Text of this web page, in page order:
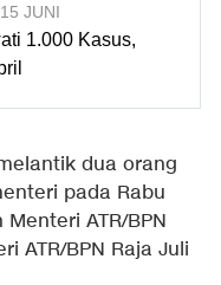
JUNI
1.000 Kasus,
dua orang
pada Rabu
ATR/BPN
ATR/BPN Raja Juli